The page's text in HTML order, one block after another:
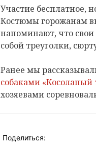
Участие бесплатное,
Костюмы горожанам
напоминают, что свои
собой треуголки,
Ранее мы
собаками «Косолапый
хозяевами
Поделиться: